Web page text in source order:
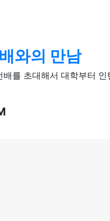
와의 만남
대학부터 인턴십, 취업까지 폭넓은